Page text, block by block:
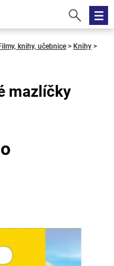
knihy, učebnice > Knihy >
mazlíčky